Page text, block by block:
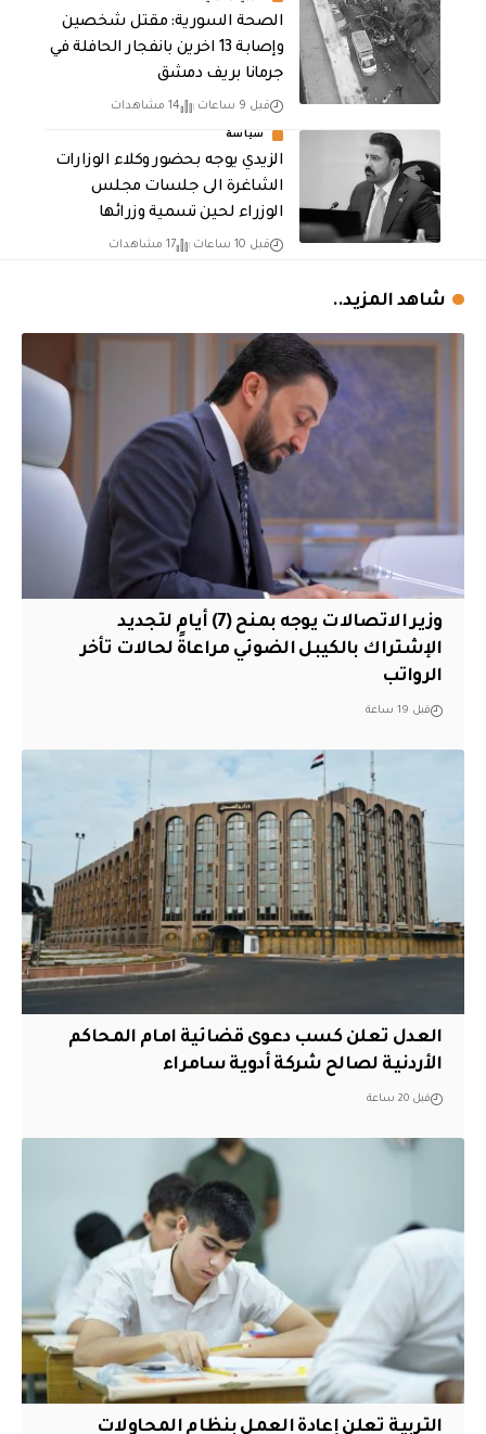
الصحة السورية: مقتل شخصين
وإصابة 13 اخرين بانفجار الحافلة في
جرمانا بريف دمشق
قبل 9 ساعات 14 مشاهدات
سياسة
الزيدي يوجه بحضور وكلاء الوزارات
الشاغرة الى جلسات مجلس
الوزراء لحين تسمية وزرائها
قبل 10 ساعات 17 مشاهدات
شاهد المزيد..
وزير الاتصالات يوجه بمنح (7) أيام لتجديد
الإشتراك بالكيبل الضوئي مراعاةً لحالات تأخر
الرواتب
قبل 19 ساعة
العدل تعلن كسب دعوى قضائية امام المحاكم
الأردنية لصالح شركة أدوية سامراء
قبل 20 ساعة
التربية تعلن إعادة العمل بنظام المحاولات